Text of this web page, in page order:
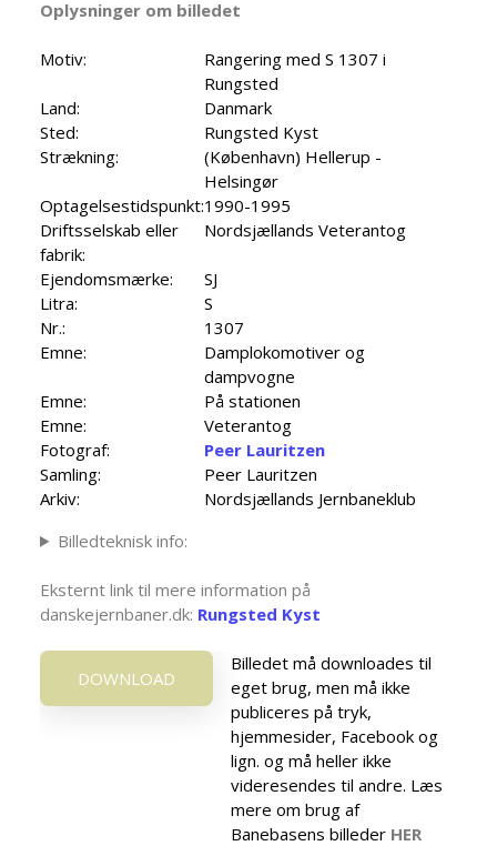
Oplysninger om billedet
Motiv:
Rangering med S 1307 i
Rungsted
Land:
Danmark
Sted:
Rungsted Kyst
Strækning:
(København) Hellerup -
Helsingør
Optagelsestidspunkt:1990-1995
Driftsselskab eller
fabrik:
Nordsjællands Veterantog
Ejendomsmærke:
SJ
Litra:
S
Nr.:
1307
Emne:
Damplokomotiver og
dampvogne
Emne:
På stationen
Emne:
Veterantog
Fotograf:
Peer Lauritzen
Samling:
Peer Lauritzen
Arkiv:
Nordsjællands Jernbaneklub
Billedteknisk info:
Eksternt link til mere information på
danskejernbaner.dk: Rungsted Kyst
DOWNLOAD
Billedet må downloades til
eget brug, men må ikke
publiceres på tryk,
hjemmesider, Facebook og
lign. og må heller ikke
videresendes til andre. Læs
mere om brug af
Banebasens billeder HER